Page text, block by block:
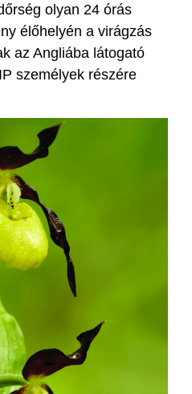
olyan 24 órás
élőhelyén a virágzás
az Angliába látogató
személyek részére